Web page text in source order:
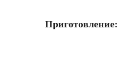
Приготовление: